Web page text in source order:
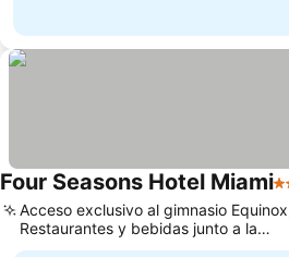
Four Seasons Hotel Miami5
Acceso exclusivo al gimnasio
Restaurantes y bebidas junto a la
piscina en Bahía